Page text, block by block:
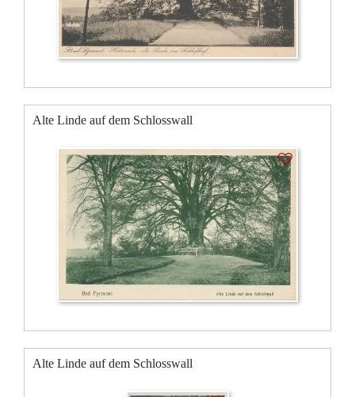
Alte Linde auf dem Schlosswall
Alte Linde auf dem Schlosswall